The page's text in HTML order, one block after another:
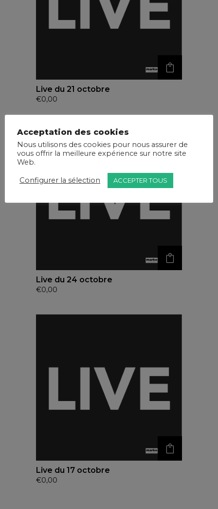
Live du 21 octobre
€0,00
Live du 24 octobre
€0,00
Live du 17 octobre
€0,00
Acceptation des cookies
Nous utilisons des cookies pour nous assurer de
vous offrir la meilleure expérience sur notre site
Web.
Configurer la sélection ACCEPTER TOUS